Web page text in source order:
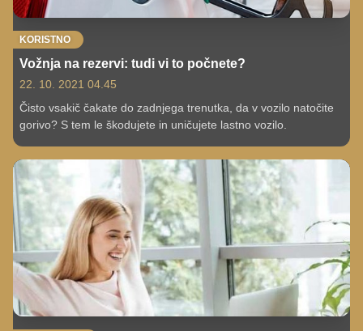
KORISTNO
Vožnja na rezervi: tudi vi to počnete?
22. 10. 2021 04.45
Čisto vsakič čakate do zadnjega trenutka, da v vozilo natočite
gorivo? S tem le škodujete in uničujete lastno vozilo.